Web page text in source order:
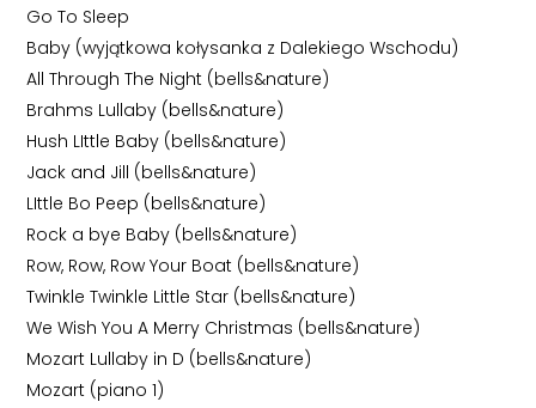
Go To Sleep
Baby (wyjątkowa kołysanka z Dalekiego Wschodu)
All Through The Night (bells&nature)
Brahms Lullaby (bells&nature)
Hush LIttle Baby (bells&nature)
Jack and Jill (bells&nature)
LIttle Bo Peep (bells&nature)
Rock a bye Baby (bells&nature)
Row, Row, Row Your Boat (bells&nature)
Twinkle Twinkle Little Star (bells&nature)
We Wish You A Merry Christmas (bells&nature)
Mozart Lullaby in D (bells&nature)
Mozart (piano 1)